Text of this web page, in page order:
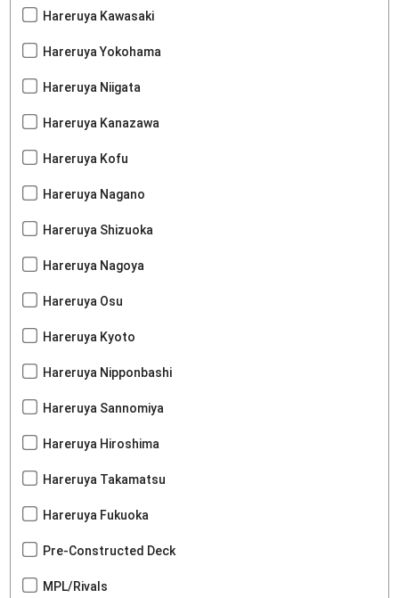
Hareruya Kawasaki
Hareruya Yokohama
Hareruya Niigata
Hareruya Kanazawa
Hareruya Kofu
Hareruya Nagano
Hareruya Shizuoka
Hareruya Nagoya
Hareruya Osu
Hareruya Kyoto
Hareruya Nipponbashi
Hareruya Sannomiya
Hareruya Hiroshima
Hareruya Takamatsu
Hareruya Fukuoka
Pre-Constructed Deck
MPL/Rivals